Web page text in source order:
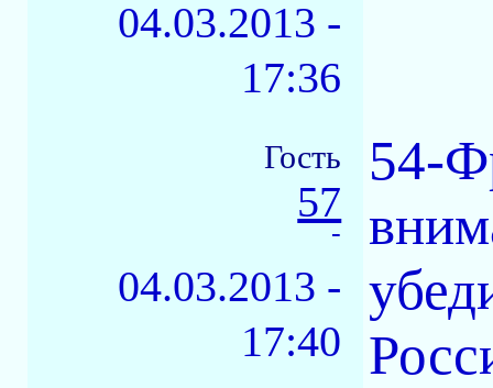
04.03.2013 -
17:36
Гость
57
-
04.03.2013 -
17:40
54-